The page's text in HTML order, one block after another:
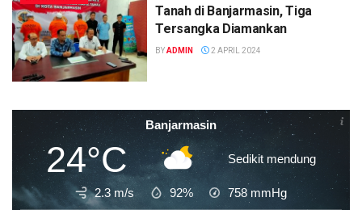
Tanah di Banjarmasin, Tiga
Tersangka Diamankan
BYADMIN 2 APRIL 2024
Banjarmasin
24°C Sedikit mendung
2.3 m/s 92% 758 mmHg